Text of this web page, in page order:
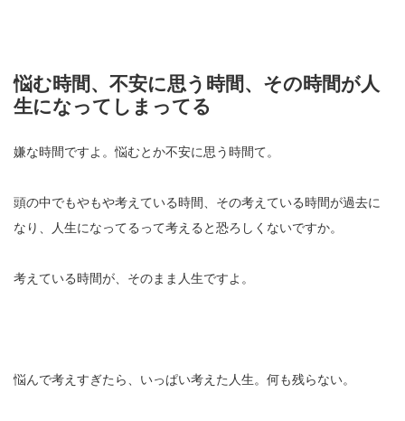
悩む時間、不安に思う時間、その時間が人
生になってしまってる
嫌な時間ですよ。悩むとか不安に思う時間て。
頭の中でもやもや考えている時間、その考えている時間が過去に
なり、人生になってるって考えると恐ろしくないですか。
考えている時間が、そのまま人生ですよ。
悩んで考えすぎたら、いっぱい考えた人生。何も残らない。